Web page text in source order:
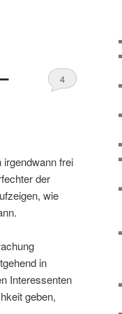
4
irgendwann frei
der
wie
in
Interessenten
geben,